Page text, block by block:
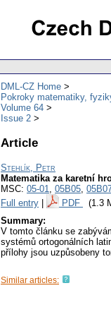
DML-CZ Home
Pokroky matematiky,
Volume 64
Issue 2
Article
Stehlík, Petr
Matematika za karetní
MSC: 05-01, 05B05,
Full entry
PDF (1.3
Summary:
V tomto článku se
systémů ortogonálních
přílohy jsou uzpůsobeny
Similar articles: